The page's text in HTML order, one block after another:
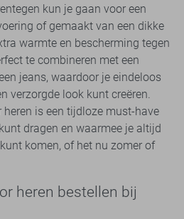
kun je gaan voor een
of gemaakt van een dikke
warmte en bescherming tegen
te combineren met een
jeans, waardoor je eindeloos
verzorgde look kunt creëren.
heren is een tijdloze must-have
dragen en waarmee je altijd
komen, of het nu zomer of
heren bestellen bij